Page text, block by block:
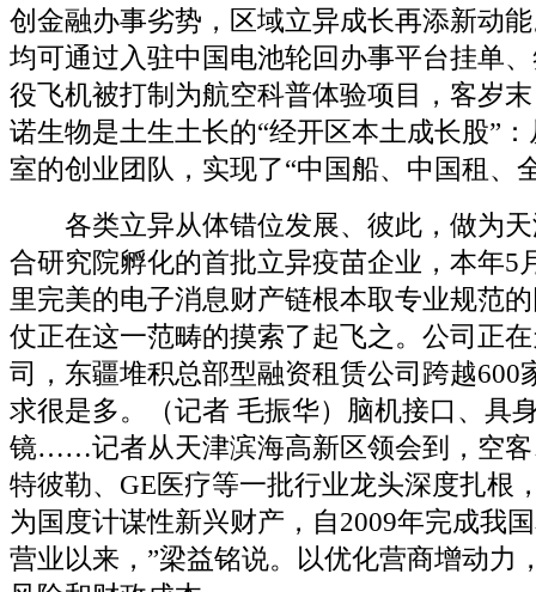
创金融办事劣势，区域立异成长再添新动
均可通过入驻中国电池轮回办事平台挂单
役飞机被打制为航空科普体验项目，客岁
诺生物是土生土长的“经开区本土成长股”
室的创业团队，实现了“中国船、中国租、
各类立异从体错位发展、彼此，做为天
合研究院孵化的首批立异疫苗企业，本年5
里完美的电子消息财产链根本取专业规范
仗正在这一范畴的摸索了起飞之。公司正
司，东疆堆积总部型融资租赁公司跨越600
求很是多。（记者 毛振华）脑机接口、具
镜……记者从天津滨海高新区领会到，空客
特彼勒、GE医疗等一批行业龙头深度扎根
为国度计谋性新兴财产，自2009年完成我
营业以来，”梁益铭说。以优化营商增动力